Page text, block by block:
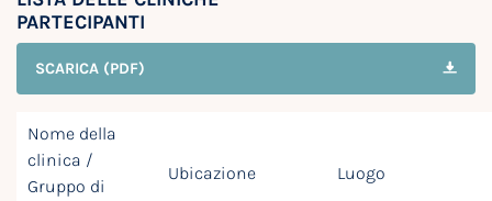
PARTECIPANTI
SCARICA (PDF)
Nome della
clinica /
Gruppo di
Ubicazione Luogo